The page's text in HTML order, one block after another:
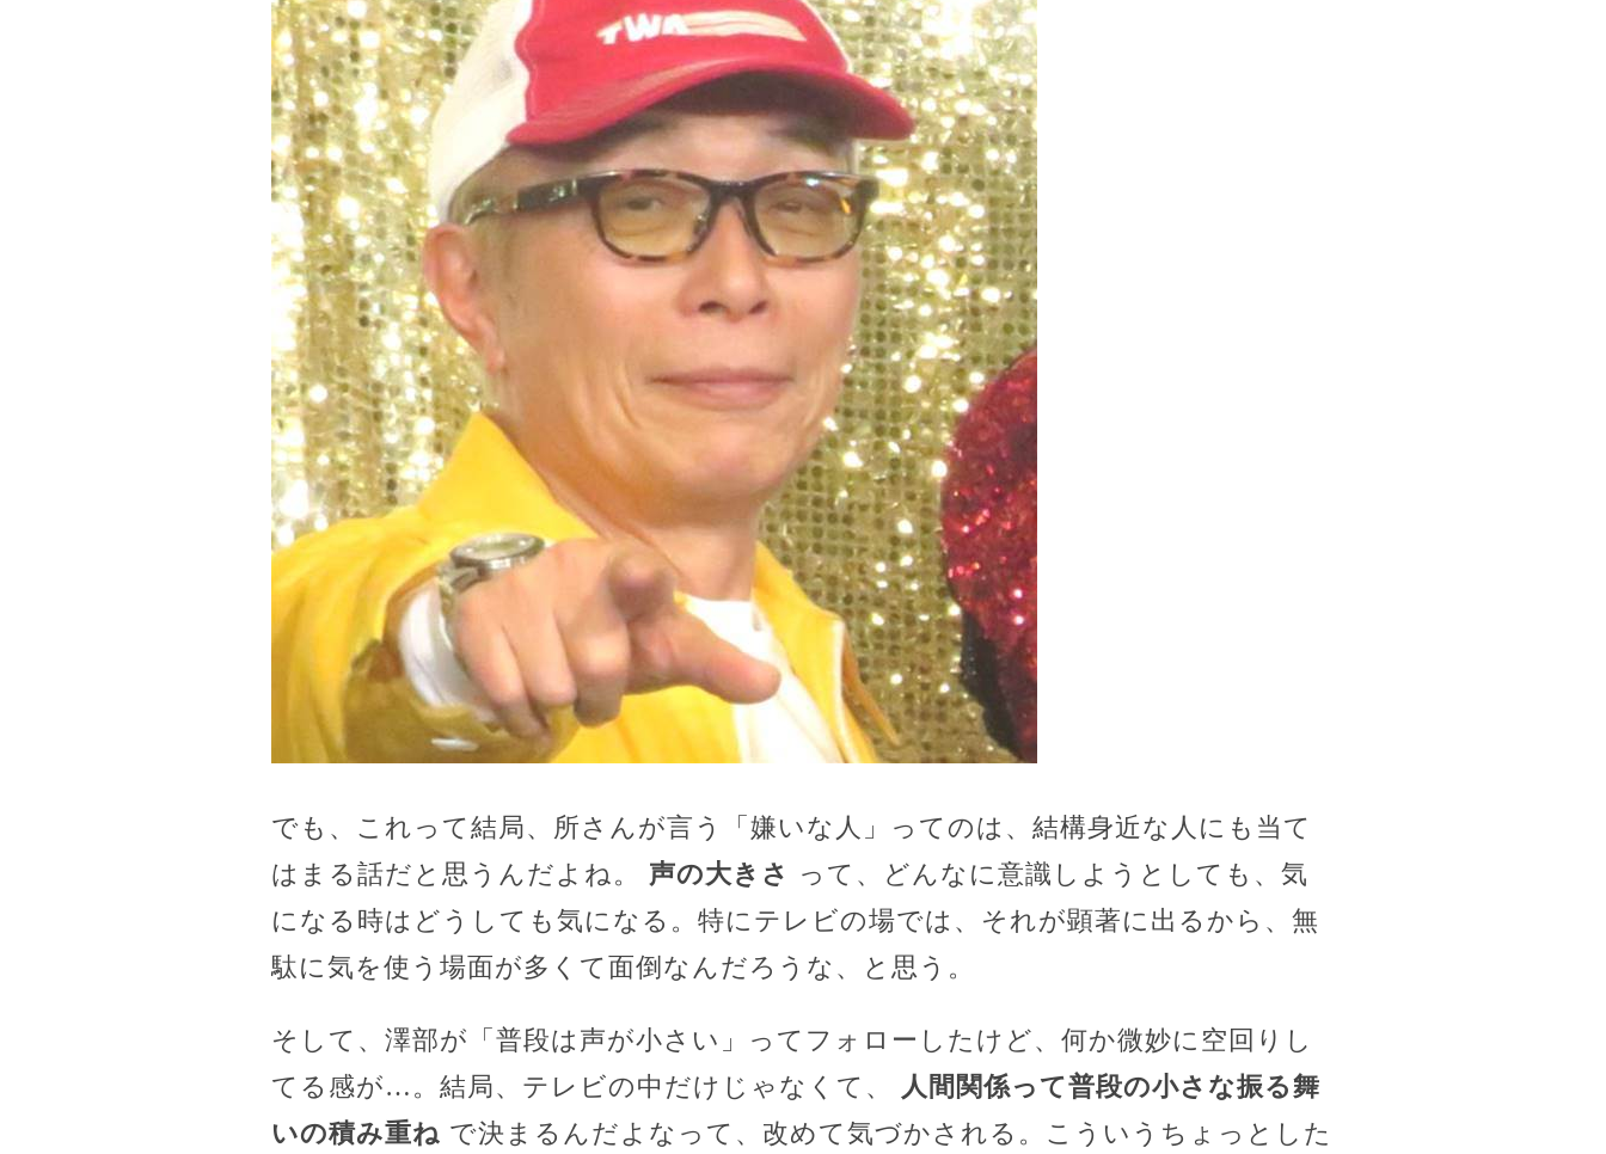
でも、これって結局、所さんが言う「嫌いな人」ってのは、結構身近な人にも当て
はまる話だと思うんだよね。 声の大きさ って、どんなに意識しようとしても、気
になる時はどうしても気になる。特にテレビの場では、それが顕著に出るから、無
駄に気を使う場面が多くて面倒なんだろうな、と思う。
そして、澤部が「普段は声が小さい」ってフォローしたけど、何か微妙に空回りし
てる感が…。結局、テレビの中だけじゃなくて、 人間関係って普段の小さな振る舞
いの積み重ね で決まるんだよなって、改めて気づかされる。こういうちょっとした